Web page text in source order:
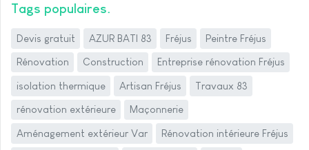
Tags populaires
Devis gratuit AZUR BATI 83 Fréjus Peintre Fréjus
Rénovation Construction Entreprise rénovation Fréjus
isolation thermique Artisan Fréjus Travaux 83
rénovation extérieure Maçonnerie
Aménagement extérieur Var Rénovation intérieure Fréjus